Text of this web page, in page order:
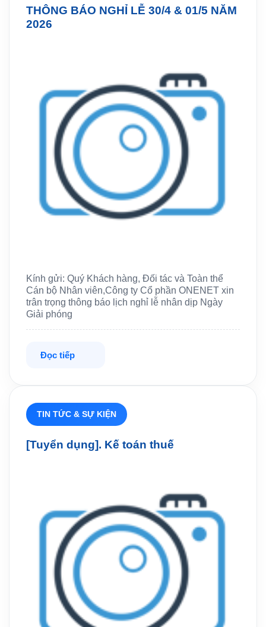
THÔNG BÁO NGHỈ LỄ 30/4 & 01/5 NĂM
2026
Kính gửi: Quý Khách hàng, Đối tác và Toàn thể
Cán bộ Nhân viên,Công ty Cổ phần ONENET xin
trân trọng thông báo lịch nghỉ lễ nhân dịp Ngày
Giải phóng
Đọc tiếp
TIN TỨC & SỰ KIỆN
[Tuyển dụng]. Kế toán thuế